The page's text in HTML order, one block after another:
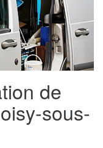
de
sous-